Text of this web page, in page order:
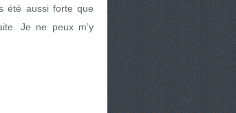
été aussi forte que
Je ne peux m’y